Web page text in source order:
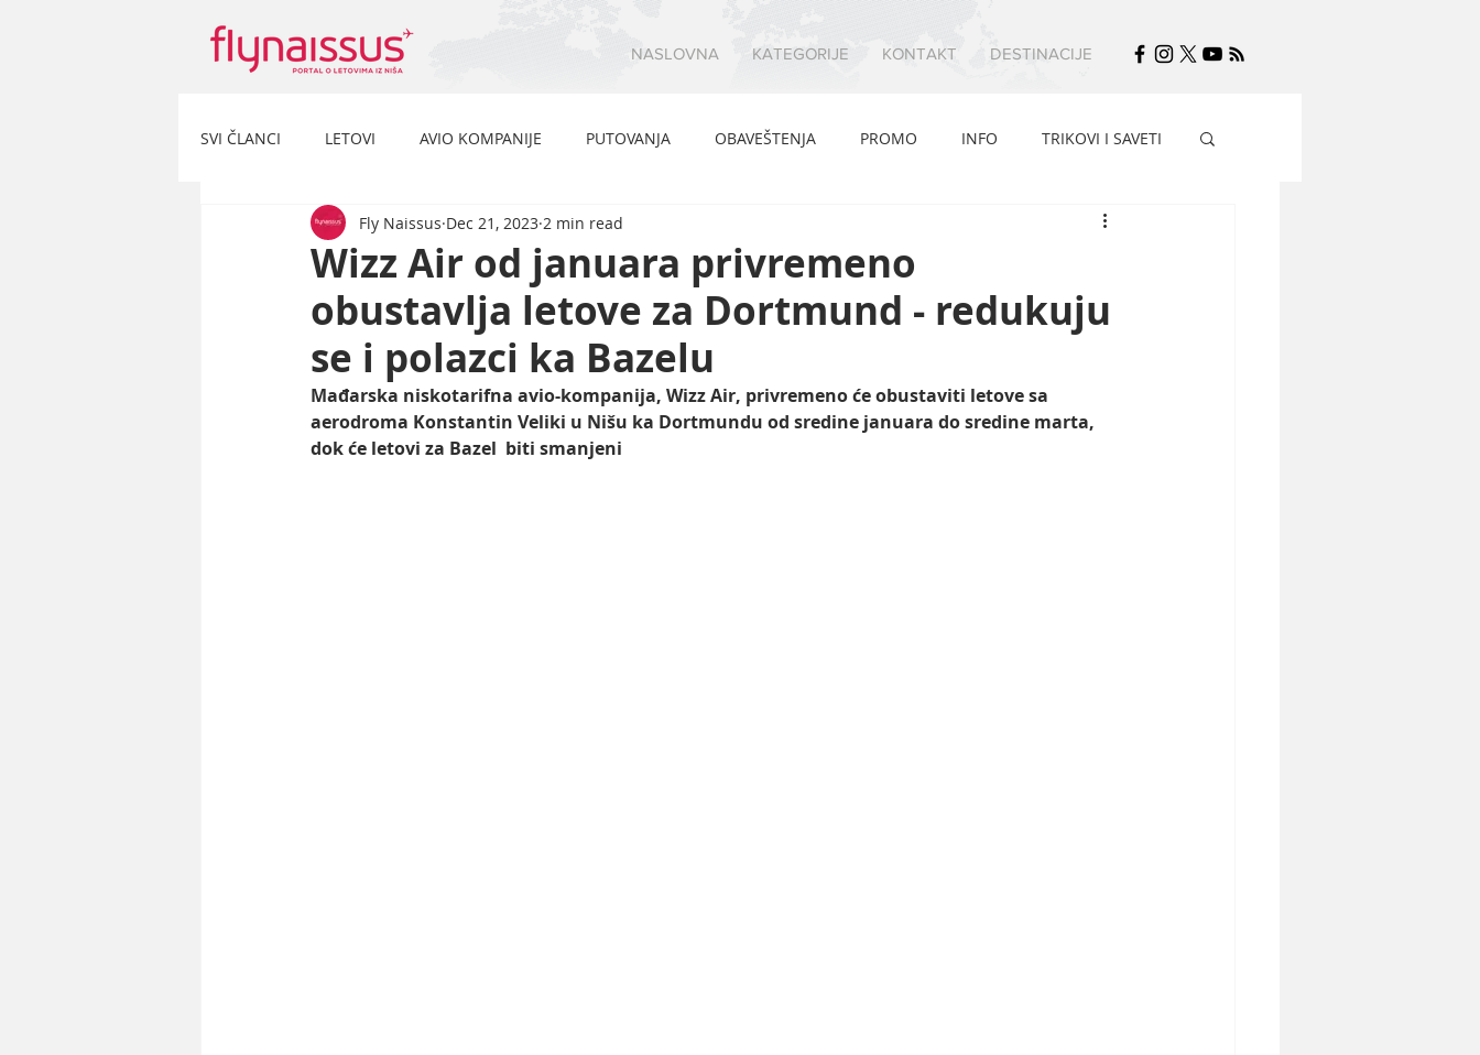
NASLOVNA KATEGORIJE KONTAKT DESTINACIJE
SVI ČLANCI LETOVI AVIO KOMPANIJE PUTOVANJA OBAVEŠTENJA PROMO INFO TRIKOVI I SAVETI
Wizz Air od januara privremeno
obustavlja letove za Dortmund - redukuju
se i polazci ka Bazelu
Fly Naissus Dec 21, 2023 2 min read
Mađarska niskotarifna avio-kompanija, Wizz Air, privremeno će obustaviti letove sa
aerodroma Konstantin Veliki u Nišu ka Dortmundu od sredine januara do sredine marta,
dok će letovi za Bazel  biti smanjeni